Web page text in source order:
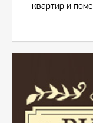
квартир и